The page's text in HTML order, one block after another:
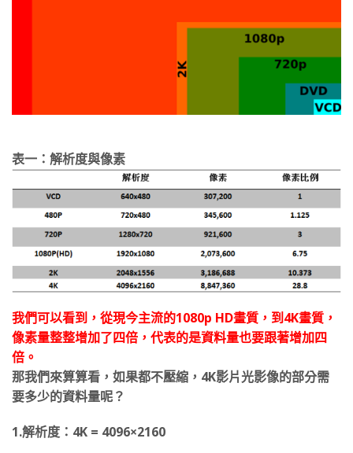
表一：解析度與像素
我們可以看到，從現今主流的1080p HD畫質，到4K畫質，
像素量整整增加了四倍，代表的是資料量也要跟著增加四
倍。
那我們來算算看，如果都不壓縮，4K影片光影像的部分需
要多少的資料量呢？
1.解析度：4K = 4096×2160